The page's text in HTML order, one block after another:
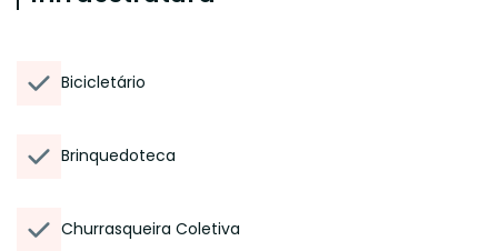
Bicicletário
Brinquedoteca
Churrasqueira Coletiva